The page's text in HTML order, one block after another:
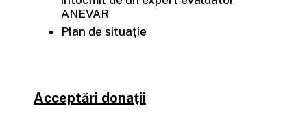
ANEVAR
Plan de situaţie
Acceptări donaţii